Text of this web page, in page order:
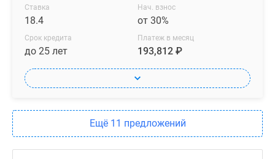
Ставка
18.4
Нач. взнос
от 30%
Срок кредита
до 25 лет
Платеж в месяц
193,812 ₽
Ещё 11 предложений